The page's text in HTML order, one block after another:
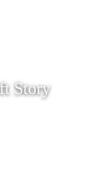
Story